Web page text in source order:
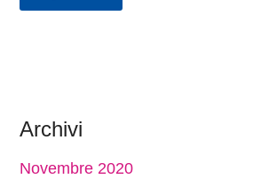
Archivi
Novembre 2020